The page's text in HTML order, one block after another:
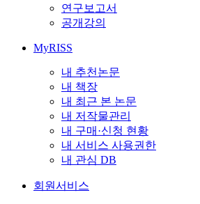
연구보고서
공개강의
MyRISS
내 추천논문
내 책장
내 최근 본 논문
내 저작물관리
내 구매·신청 현황
내 서비스 사용권한
내 관심 DB
회원서비스